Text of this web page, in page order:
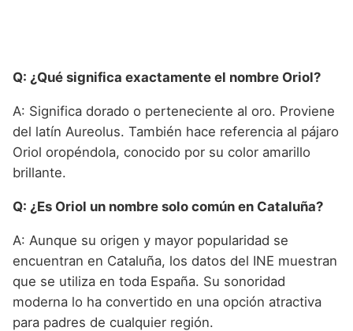
Q: ¿Qué significa exactamente el nombre Oriol?
A: Significa dorado o perteneciente al oro. Proviene
del latín Aureolus. También hace referencia al pájaro
Oriol oropéndola, conocido por su color amarillo
brillante.
Q: ¿Es Oriol un nombre solo común en Cataluña?
A: Aunque su origen y mayor popularidad se
encuentran en Cataluña, los datos del INE muestran
que se utiliza en toda España. Su sonoridad
moderna lo ha convertido en una opción atractiva
para padres de cualquier región.